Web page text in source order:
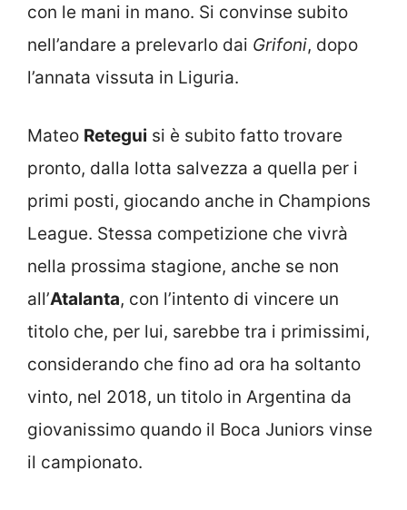
con le mani in mano. Si convinse subito
nell’andare a prelevarlo dai Grifoni, dopo
l’annata vissuta in Liguria.
Mateo Retegui si è subito fatto trovare
pronto, dalla lotta salvezza a quella per i
primi posti, giocando anche in Champions
League. Stessa competizione che vivrà
nella prossima stagione, anche se non
all’Atalanta, con l’intento di vincere un
titolo che, per lui, sarebbe tra i primissimi,
considerando che fino ad ora ha soltanto
vinto, nel 2018, un titolo in Argentina da
giovanissimo quando il Boca Juniors vinse
il campionato.